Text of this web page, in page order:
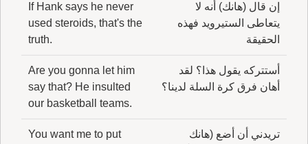
إن قال (هانك) أنه لا
يتعاطى الستيرويد فهذه
الحقيقة
If Hank says he never
used steroids, that's the
truth.
أستتركه يقول هذا؟ لقد
أهان فرق كرة السلة لدينا؟
Are you gonna let him
say that? He insulted
our basketball teams.
تريدني أن أضع (هانك
You want me to put